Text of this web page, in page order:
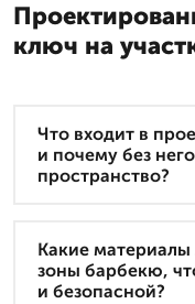
ключ на
Что входит в
и почему без
пространство?
Какие материалы
зоны барбекю,
и безопасной?